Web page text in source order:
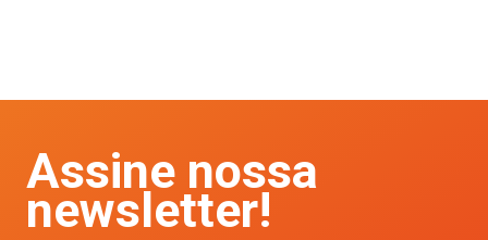
Assine nossa
newsletter!